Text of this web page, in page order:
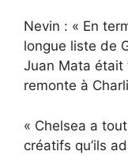
Nevin : « En
longue liste de
Juan Mata était
remonte à
« Chelsea a
créatifs qu’ils